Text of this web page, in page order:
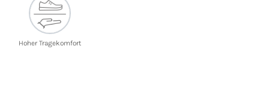
Hoher Tragekomfort